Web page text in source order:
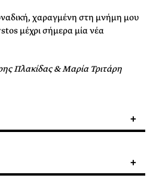
χαραγμένη στη μνήμη μου
μέχρι σήμερα μία νέα
Πλακίδας & Μαρία Τριτάρη